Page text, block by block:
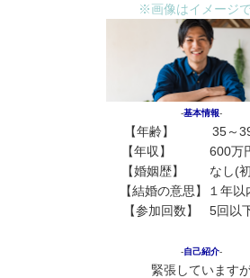
※画像はイメージ
‐基本情報‐
【年齢】 35～
【年収】 600万
【婚姻歴】 なし(
【結婚の意思】１年以
【参加回数】 5回以
‐自己紹介‐
緊張しています